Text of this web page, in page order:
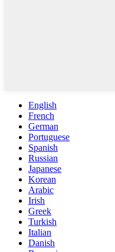
English
French
German
Portuguese
Spanish
Russian
Japanese
Korean
Arabic
Irish
Greek
Turkish
Italian
Danish